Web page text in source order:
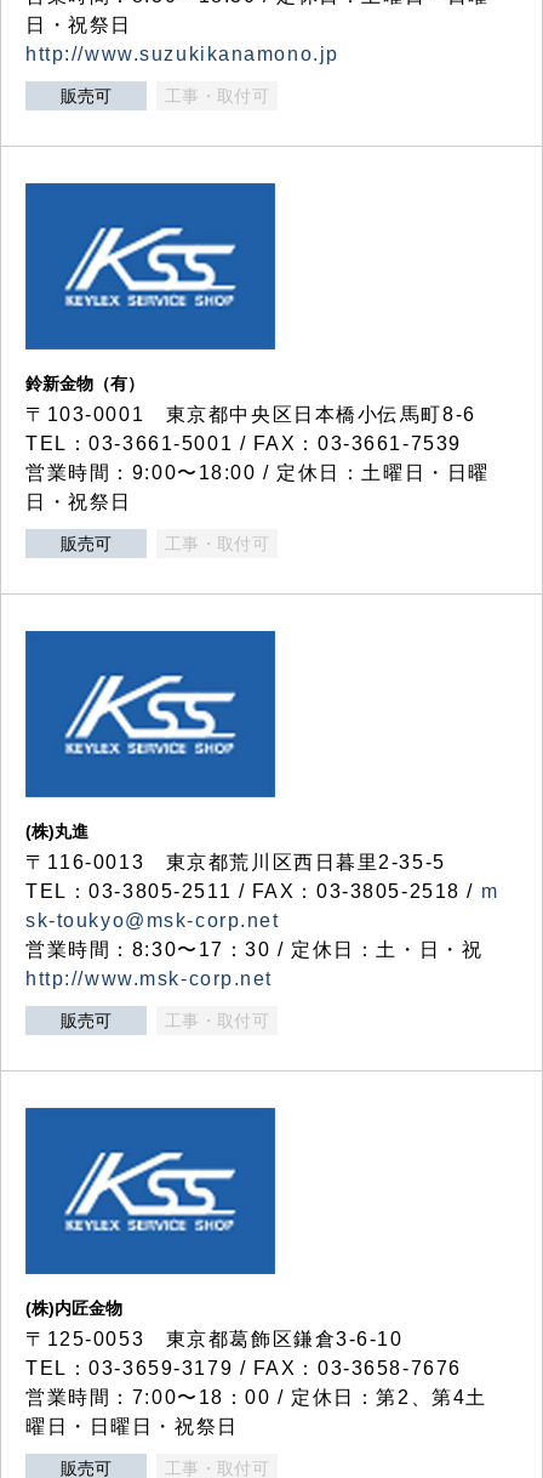
日・祝祭日
http://www.suzukikanamono.jp
販売可 工事・取付可
鈴新金物（有）
〒103-0001 東京都中央区日本橋小伝馬町8-6
TEL：03-3661-5001 / FAX：03-3661-7539
営業時間：9:00〜18:00 / 定休日：土曜日・日曜
日・祝祭日
販売可 工事・取付可
(株)丸進
〒116-0013 東京都荒川区西日暮里2-35-5
TEL：03-3805-2511 / FAX：03-3805-2518 / m
sk-toukyo@msk-corp.net
営業時間：8:30〜17：30 / 定休日：土・日・祝
http://www.msk-corp.net
販売可 工事・取付可
(株)内匠金物
〒125-0053 東京都葛飾区鎌倉3-6-10
TEL：03-3659-3179 / FAX：03-3658-7676
営業時間：7:00〜18：00 / 定休日：第2、第4土
曜日・日曜日・祝祭日
販売可 工事・取付可